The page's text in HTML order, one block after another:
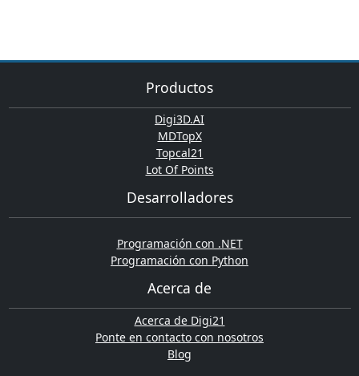
Productos
Digi3D.AI
MDTopX
Topcal21
Lot Of Points
Desarrolladores
Programación con .NET
Programación con Python
Acerca de
Acerca de Digi21
Ponte en contacto con nosotros
Blog